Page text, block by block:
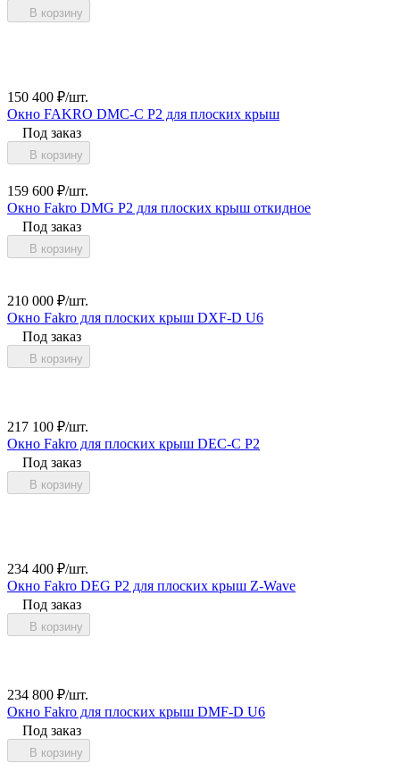
В корзину
150 400 ₽/шт.
Окно FAKRO DMC-C P2 для плоских крыш
Под заказ
В корзину
159 600 ₽/шт.
Окно Fakro DMG P2 для плоских крыш откидное
Под заказ
В корзину
210 000 ₽/шт.
Окно Fakro для плоских крыш DXF-D U6
Под заказ
В корзину
217 100 ₽/шт.
Окно Fakro для плоских крыш DEC-C P2
Под заказ
В корзину
234 400 ₽/шт.
Окно Fakro DEG P2 для плоских крыш Z-Wave
Под заказ
В корзину
234 800 ₽/шт.
Окно Fakro для плоских крыш DMF-D U6
Под заказ
В корзину